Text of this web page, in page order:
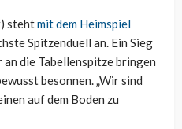
stehtmit dem Heimspiel
Spitzenduell an. Ein Sieg
an die Tabellenspitze bringen
besonnen. „Wir sind
auf dem Boden zu